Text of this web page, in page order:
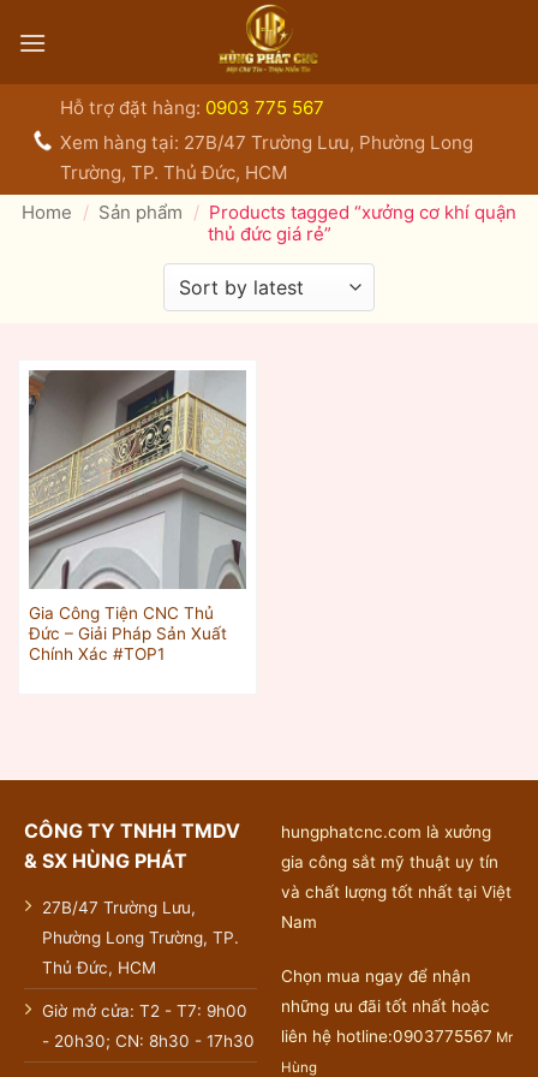
qua
Hỗ trợ đặt hàng: 0903 775 567
Xem hàng tại: 27B/47 Trường Lưu, Phường Long
Trường, TP. Thủ Đức, HCM
Home / Sản phẩm / Products tagged “xưởng cơ khí quận
thủ đức giá rẻ”
Gia Công Tiện CNC Thủ
Đức – Giải Pháp Sản Xuất
Chính Xác #TOP1
CÔNG TY TNHH TMDV
& SX HÙNG PHÁT
27B/47 Trường Lưu,
Phường Long Trường, TP.
Thủ Đức, HCM
Giờ mở cửa: T2 - T7: 9h00
- 20h30; CN: 8h30 - 17h30
hungphatcnc.com là xưởng
gia công sắt mỹ thuật uy tín
và chất lượng tốt nhất tại Việt
Nam
Chọn mua ngay để nhận
những ưu đãi tốt nhất hoặc
liên hệ hotline:0903775567 Mr
Hùng